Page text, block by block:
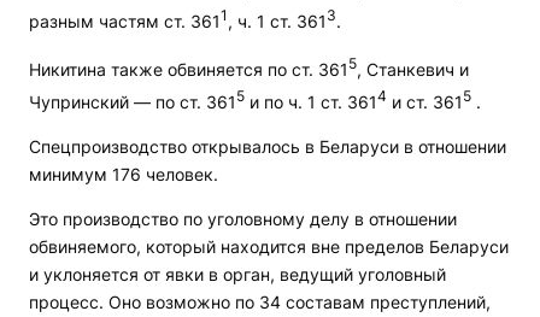
разным частям ст. 3611 , ч. 1 ст. 361 3
Никитина также обвиняется по ст. 361 5, Станкевич и
Чупринский — по ст. 361 5 и по ч. 1 ст. 3614 и ст. 361 5 .
Спецпроизводство открывалось в Беларуси в отношении
минимум 176 человек.
Это производство по уголовному делу в отношении
обвиняемого, который находится вне пределов Беларуси
и уклоняется от явки в орган, ведущий уголовный
процесс. Оно возможно по 34 составам преступлений,